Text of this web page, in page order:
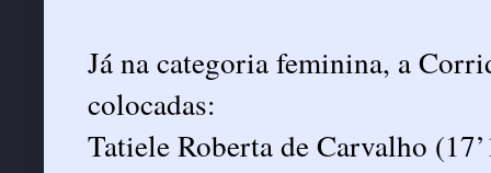
Já na categoria feminina, a
colocadas:
Tatiele Roberta de Carvalho